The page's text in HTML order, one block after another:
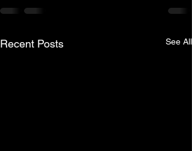
Recent Posts See All